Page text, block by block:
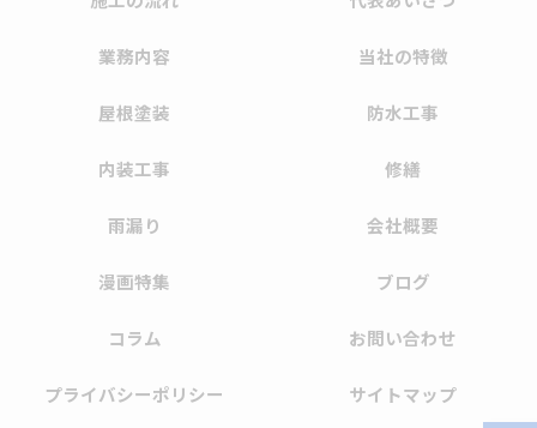
業務内容 当社の特徴
屋根塗装 防水工事
内装工事 修繕
雨漏り 会社概要
漫画特集 ブログ
コラム お問い合わせ
プライバシーポリシー サイトマップ